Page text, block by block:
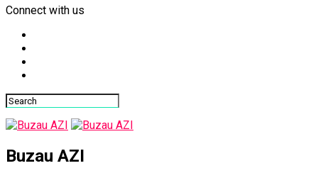
Connect with us
Buzau AZI